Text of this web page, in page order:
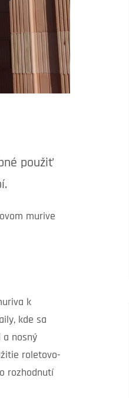
použiť
murive
k
kde sa
a nosný
roletovo-
rozhodnutí